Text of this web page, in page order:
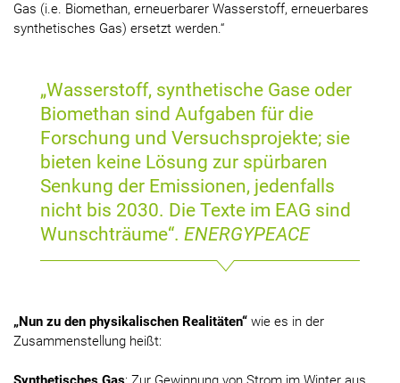
Gas (i.e. Biomethan, erneuerbarer Wasserstoff, erneuerbares
synthetisches Gas) ersetzt werden.“
„Wasserstoff, synthetische Gase oder
Biomethan sind Aufgaben für die
Forschung und Versuchsprojekte; sie
bieten keine Lösung zur spürbaren
Senkung der Emissionen, jedenfalls
nicht bis 2030. Die Texte im EAG sind
Wunschträume“. ENERGYPEACE
„Nun zu den physikalischen Realitäten“ wie es in der
Zusammenstellung heißt: